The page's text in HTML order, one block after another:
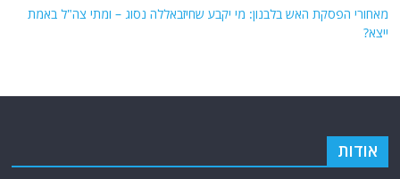
מאחורי הפסקת האש בלבנון: מי יקבע שחיזבאללה נסוג – ומתי צה"ל באמת
ייצא?
אודות